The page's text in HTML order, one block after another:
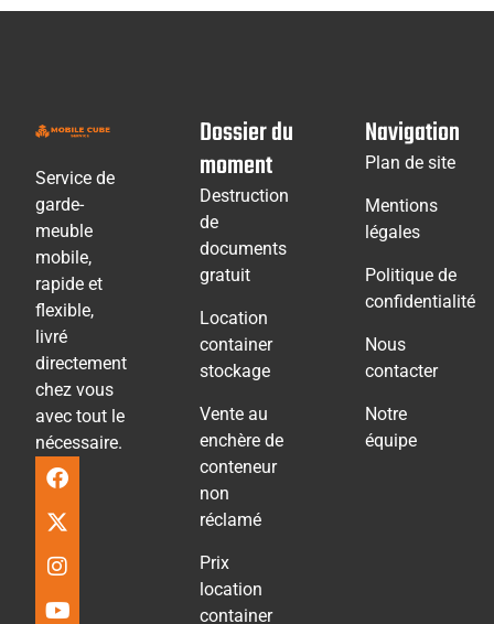
Service de
garde-
meuble
mobile,
rapide et
flexible,
livré
directement
chez vous
avec tout le
nécessaire.
Dossier du
moment
Destruction
de
documents
gratuit
Location
container
stockage
Vente au
enchère de
conteneur
non
réclamé
Prix
location
container
Navigation
Plan de site
Mentions
légales
Politique de
confidentialité
Nous
contacter
Notre
équipe